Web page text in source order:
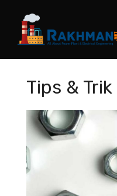
content
Tips & Trik